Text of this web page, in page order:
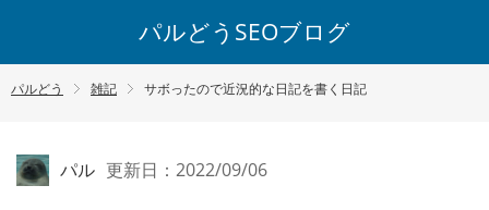
パルどうSEOブログ
パルどう 雑記 サボったので近況的な日記を書く日記
パル 更新日：2022/09/06